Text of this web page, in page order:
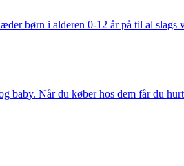
børn i alderen 0-12 år på til al
baby. Når du køber hos dem får du